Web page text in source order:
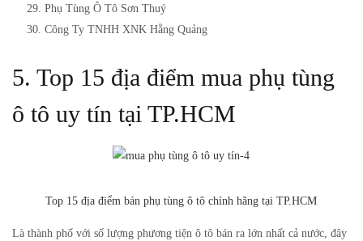
Phụ Tùng Ô Tô Sơn Thuý
Công Ty TNHH XNK Hằng Quảng
5. Top 15 địa điểm mua phụ tùng
ô tô uy tín tại TP.HCM
Top 15 địa điểm bán phụ tùng ô tô chính hãng tại TP.HCM
Là thành phố với số lượng phương tiện ô tô bán ra lớn nhất cả nước, đây